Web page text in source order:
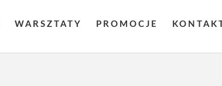
WARSZTATY PROMOCJE